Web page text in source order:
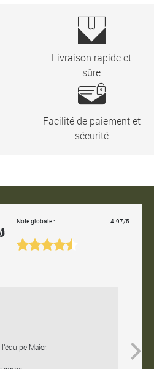
Livraison rapide et
sûre
Facilité de paiement et
sécurité
Note globale : 4.97/5
Maier.